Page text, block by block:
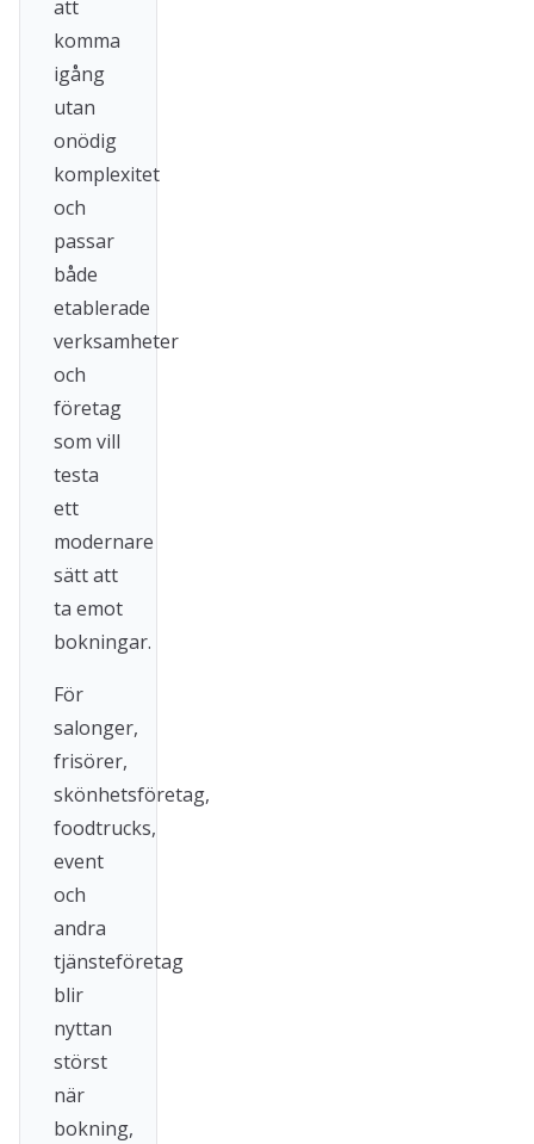
att
komma
igång
utan
onödig
komplexitet
och
passar
både
etablerade
verksamheter
och
företag
som vill
testa
ett
modernare
sätt att
ta emot
bokningar.
För
salonger,
frisörer,
skönhetsföretag,
foodtrucks,
event
och
andra
tjänsteföretag
blir
nyttan
störst
när
bokning,